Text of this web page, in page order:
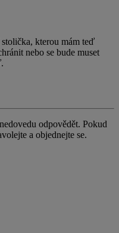
kterou mám teď
nebo se bude muset
odpovědět. Pokud
a objednejte se.